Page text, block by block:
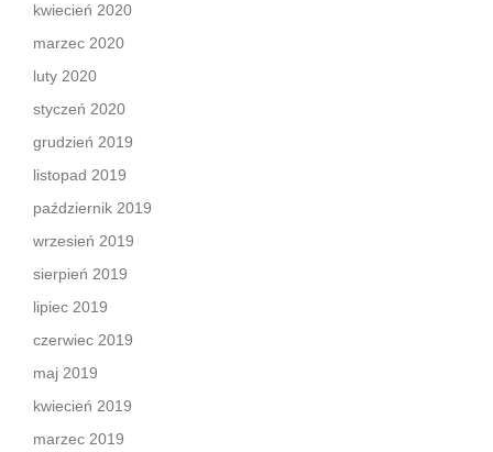
kwiecień 2020
marzec 2020
luty 2020
styczeń 2020
grudzień 2019
listopad 2019
październik 2019
wrzesień 2019
sierpień 2019
lipiec 2019
czerwiec 2019
maj 2019
kwiecień 2019
marzec 2019